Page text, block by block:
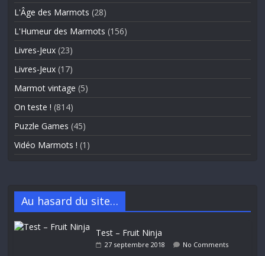
L'Âge des Marmots (28)
L'Humeur des Marmots (156)
Livres-Jeux (23)
Livres-Jeux (17)
Marmot vintage (5)
On teste ! (814)
Puzzle Games (45)
Vidéo Marmots ! (1)
Au hasard du site…
Test – Fruit Ninja
27 septembre 2018 No Comments